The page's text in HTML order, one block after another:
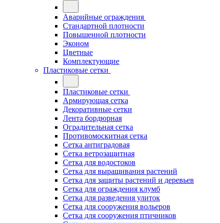
Аварийные ограждения
Стандартной плотности
Повышенной плотности
Эконом
Цветные
Комплектующие
Пластиковые сетки
Пластиковые сетки
Армирующая сетка
Декоративные сетки
Лента бордюрная
Оградительная сетка
Противомоскитная сетка
Сетка антиградовая
Сетка ветрозащитная
Сетка для водостоков
Сетка для выращивания растений
Сетка для защиты растений и деревьев
Сетка для ограждения клумб
Сетка для разведения улиток
Сетка для сооружения вольеров
Сетка для сооружения птичников